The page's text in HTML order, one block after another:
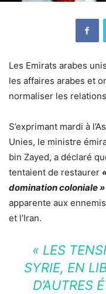
Les Emirats arabes
les affaires arabes et
normaliser les
S’exprimant mardi à
Unies, le ministre
bin Zayed, a déclaré
tentaient de restaurer
domination coloniale »
apparente aux
et l’Iran.
« LES
SYRIE, EN
D’AUTRES